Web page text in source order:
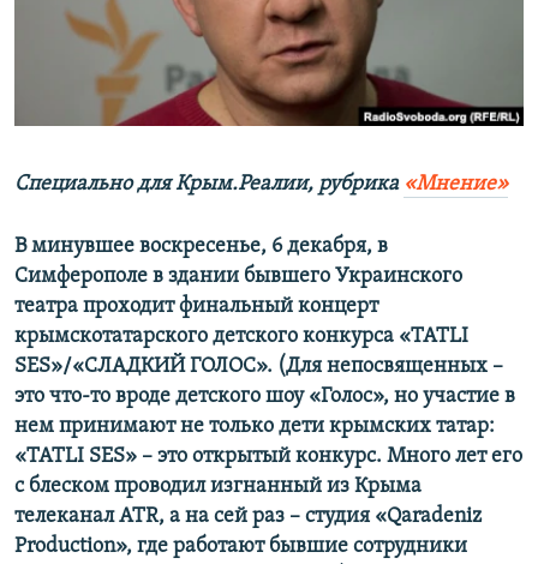
ПОБЕДИТЕЛЕЙ НЕ СУДЯТ?
КРЫМ.НЕПОКОРЕННЫЙ
ПРИСОЕДИНЯЙТЕСЬ!
Все сайты RFE/RL
Специально для Крым.Реалии, рубрика «Мнение»
В минувшее воскресенье, 6 декабря, в
Симферополе в здании бывшего Украинского
театра проходит финальный концерт
крымскотатарского детского конкурса «TATLI
SES»/«СЛАДКИЙ ГОЛОС». (Для непосвященных –
это что-то вроде детского шоу «Голос», но участие в
нем принимают не только дети крымских татар:
«TATLI SES» – это открытый конкурс. Много лет его
с блеском проводил изгнанный из Крыма
телеканал ATR, а на сей раз – студия «Qaradeniz
Production», где работают бывшие сотрудники